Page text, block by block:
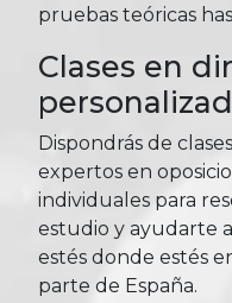
pruebas teóricas
Clases en
Dispondrás de
expertos en
individuales para
estudio y ayudarte
estés donde estés
parte de España.